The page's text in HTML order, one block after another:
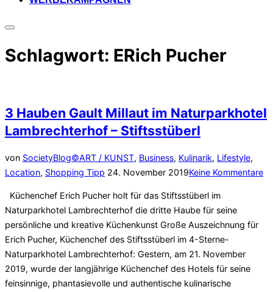
Seitenleiste
Navigation
umschalten
Schlagwort: ERich Pucher
3 Hauben Gault Millaut im Naturparkhotel
Lambrechterhof – Stiftsstüberl
von SocietyBlog©ART / KUNST, Business, Kulinarik, Lifestyle,
Location, Shopping Tipp Veröffentlicht
24. November 2019Keine Kommentare
Küchenchef Erich Pucher holt für das Stiftsstüberl im
Naturparkhotel Lambrechterhof die dritte Haube für seine
persönliche und kreative Küchenkunst Große Auszeichnung für
Erich Pucher, Küchenchef des Stiftsstüberl im 4-Sterne-
Naturparkhotel Lambrechterhof: Gestern, am 21. November
2019, wurde der langjährige Küchenchef des Hotels für seine
feinsinnige, phantasievolle und authentische kulinarische